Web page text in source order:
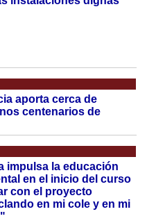
aporta cerca de
centenarios de
impulsa la educación
en el inicio del curso
con el proyecto
en mi cole y en mi